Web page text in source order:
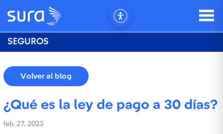
SEGUROS
Volver al blog
¿Qué es la ley de pago a 30 días?
feb. 27, 2023